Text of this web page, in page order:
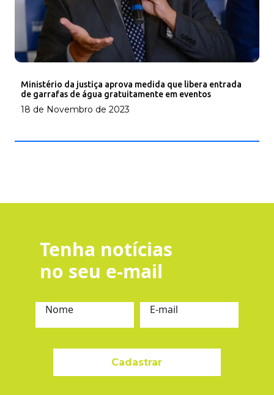
Ministério da justiça aprova medida que libera entrada
de garrafas de água gratuitamente em eventos
18 de Novembro de 2023
Tenha notícias
no seu e-mail
Nome E-mail
Cadastrar